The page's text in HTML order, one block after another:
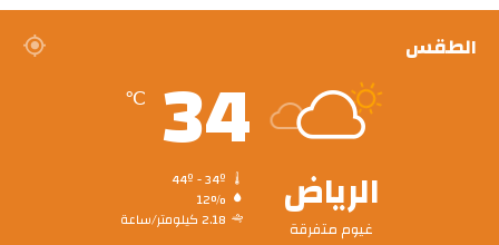
الطقس
الرياض
غيوم متفرقة
34
℃
12%
2.18 كيلومتر/ساعة